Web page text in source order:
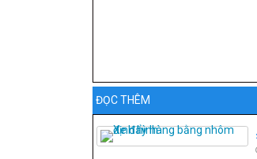
ĐỌC THÊM